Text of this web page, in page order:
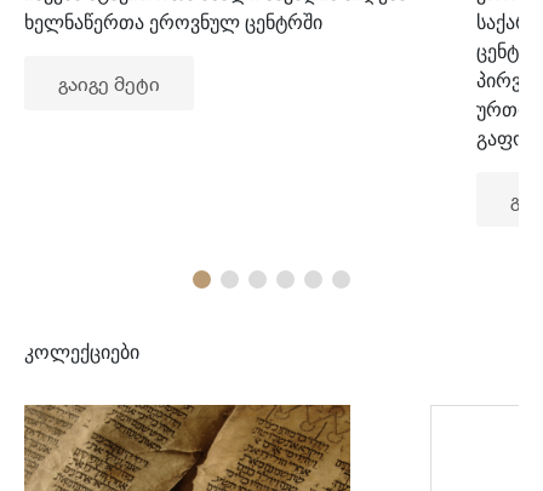
ხელნაწერთა ეროვნულ ცენტრში
გაიგე მეტი
კოლექციები